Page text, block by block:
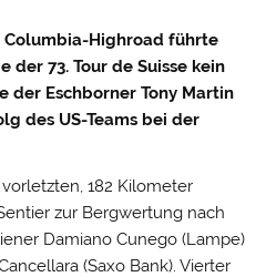
Columbia-Highroad führte
der 73. Tour de Suisse kein
der Eschborner Tony Martin
des US-Teams bei der
182 Kilometer
zur Bergwertung nach
Damiano Cunego (Lampe)
(Saxo Bank). Vierter